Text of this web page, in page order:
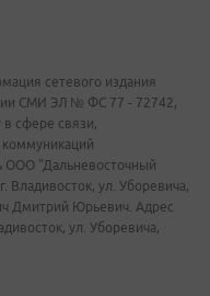
сетевого издания
СМИ ЭЛ № ФС 77 - 72742,
сфере связи,
ООО "Дальневосточный
Владивосток, ул. Уборевича,
Дмитрий Юрьевич. Адрес
ул. Уборевича,